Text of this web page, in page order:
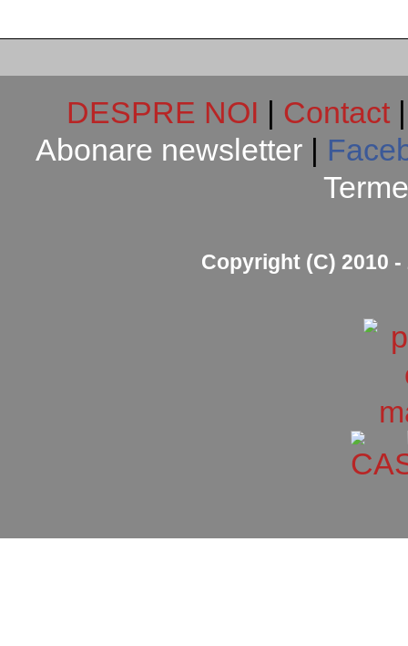
DESPRE NOI | Contact
Abonare newsletter |
Copyright (C) 2010